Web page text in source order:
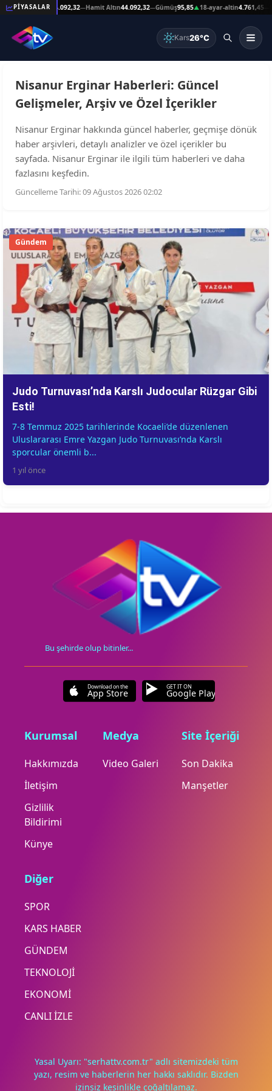
PİYASALAR
—Reşat Altın44.092,32—Hamit Altın44.092,32—Gümüş95,85▲18-ayar-altin4.761,45—
Kars26°C
Nisanur Erginar Haberleri: Güncel
Gelişmeler, Arşiv ve Özel İçerikler
Nisanur Erginar hakkında güncel haberler, geçmişe dönük
haber arşivleri, detaylı analizler ve özel içerikler bu
sayfada. Nisanur Erginar ile ilgili tüm haberleri ve daha
fazlasını keşfedin.
Güncelleme Tarihi: 09 Ağustos 2026 02:02
Gündem
Judo Turnuvası’nda Karslı Judocular Rüzgar Gibi
Esti!
7-8 Temmuz 2025 tarihlerinde Kocaeli’de düzenlenen
Uluslararası Emre Yazgan Judo Turnuvası’nda Karslı
sporcular önemli b...
1 yıl önce
Bu şehirde olup bitinler...
Download on the
App Store
GET IT ON
Google Play
Kurumsal
Hakkımızda
İletişim
Gizlilik
Bildirimi
Künye
Medya
Video Galeri
Site İçeriği
Son Dakika
Manşetler
Diğer
SPOR
KARS HABER
GÜNDEM
TEKNOLOJİ
EKONOMİ
CANLI İZLE
Yasal Uyarı: "serhattv.com.tr" adlı sitemizdeki tüm
yazı, resim ve haberlerin her hakkı saklıdır. Bizden
izinsiz kesinlikle çoğaltılamaz.